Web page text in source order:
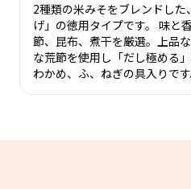
2種類の米みそをブレンドし
げ」の徳用タイプです。 味と
節、昆布、煮干を厳選。上品
な荒節を使用し「だし極める
わかめ、ふ、ねぎの具入りです